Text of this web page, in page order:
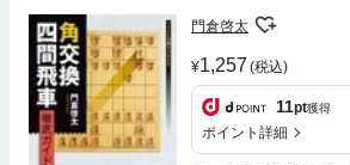
門倉啓太
1,257 (税込)
11pt獲得
ポイント詳細